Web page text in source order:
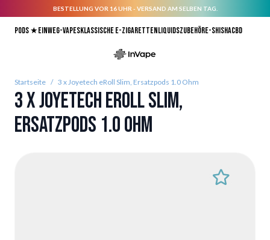
BESTELLUNG VOR 16 UHR - VERSAND AM SELBEN TAG.
Pods ★Einweg-VapesKlassische E-ZigarettenLiquidsZubehörE-ShishaCBD
Startseite / 3 x Joyetech eRoll Slim, Ersatzpods 1.0 Ohm
3 x Joyetech eRoll Slim,
Ersatzpods 1.0 Ohm